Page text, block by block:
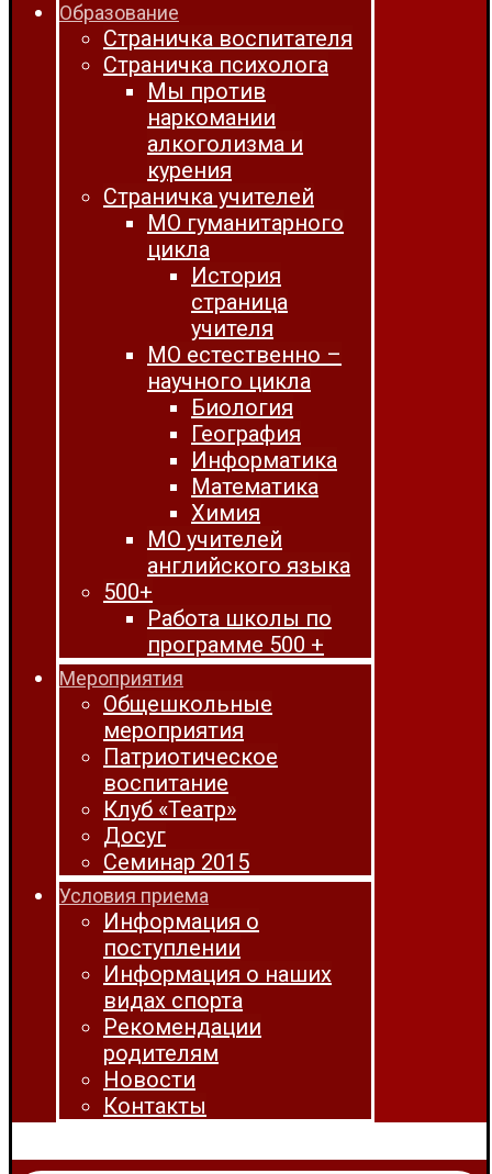
Образование
Страничка воспитателя
Страничка психолога
Мы против
наркомании
алкоголизма и
курения
Страничка учителей
МО гуманитарного
цикла
История
страница
учителя
МО естественно –
научного цикла
Биология
География
Информатика
Математика
Химия
МО учителей
английского языка
500+
Работа школы по
программе 500 +
Мероприятия
Общешкольные
мероприятия
Патриотическое
воспитание
Клуб «Театр»
Досуг
Семинар 2015
Условия приема
Информация о
поступлении
Информация о наших
видах спорта
Рекомендации
родителям
Новости
Контакты